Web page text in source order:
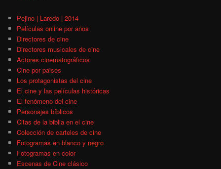
Pejino | Laredo | 2014
Películas online por años
Directores de cine
Directores musicales de cine
Actores cinematográficos
Cine por paises
Los protagonistas del cine
El cine y las películas históricas
El fenómeno del cine
Personajes bíblicos
Citas de la biblia en el cine
Colección de carteles de cine
Fotogramas en blanco y negro
Fotogramas en color
Escenas de Cine clásico